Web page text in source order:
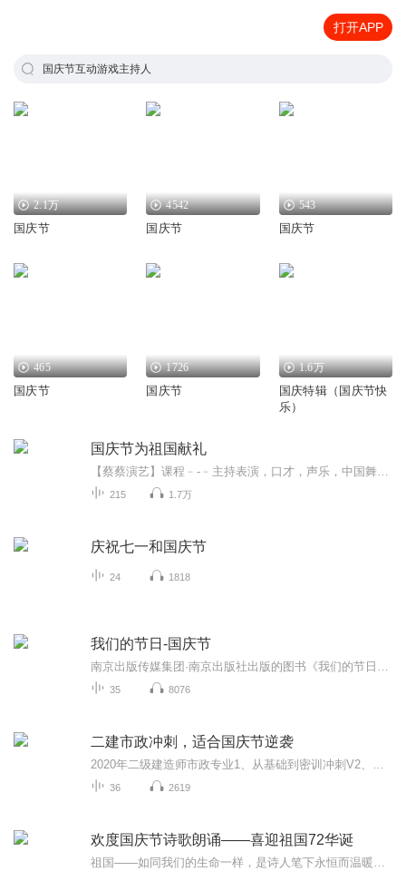
打开APP
国庆节互动游戏主持人
2.1万
国庆节
4542
国庆节
543
国庆节
465
国庆节
1726
国庆节
1.6万
国庆特辑（国庆节快
乐）
国庆节为祖国献礼
215 1.7万
庆祝七一和国庆节
24 1818
我们的节日-国庆节
35 8076
二建市政冲刺，适合国庆节逆袭
36 2619
欢度国庆节诗歌朗诵——喜迎祖国72华诞